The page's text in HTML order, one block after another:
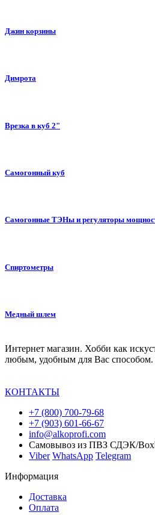
Джин корзины
Димрота
Врезка в куб 2"
Самогонный куб
Самогонные ТЭНы и регуляторы
Спиртометры
Медный шлем
Интернет магазин. Хобби как
любым, удобным для Вас способом.
КОНТАКТЫ
+7 (800) 700-79-68
+7 (903) 601-66-67
info@alkoprofi.com
Самовывоз из ПВЗ СДЭК/
Viber WhatsApp Telegram
Информация
Доставка
Оплата